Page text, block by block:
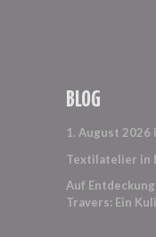
BLOG
1. August 2026
Textilatelier in
Auf
Travers: Ein